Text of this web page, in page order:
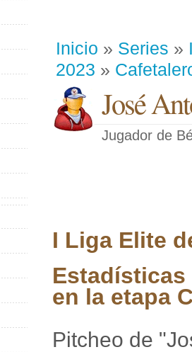
Inicio » Series »
2023 »
José
Jugador de
I Liga Elite
en la etapa
Pitcheo de